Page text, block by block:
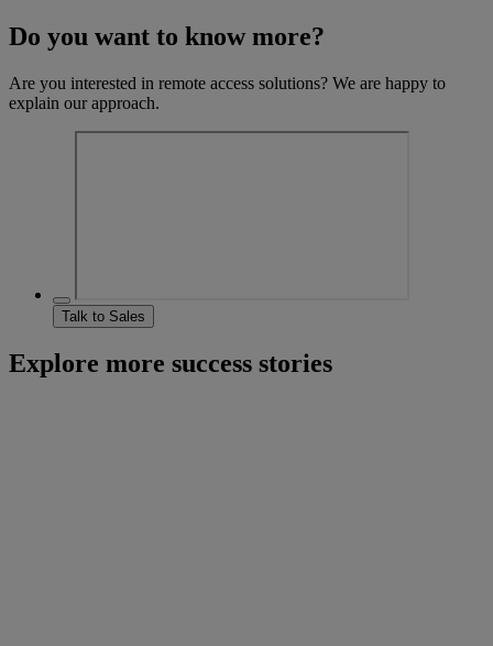
Do you want to know more?
Are you interested in remote access solutions? We are happy to
explain our approach.
Talk to Sales
Explore more success stories